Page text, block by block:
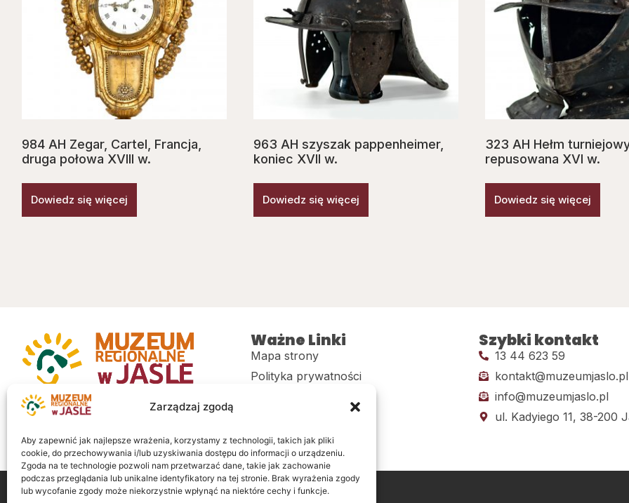
Zarządzaj zgodą
Aby zapewnić jak najlepsze wrażenia, korzystamy z technologii, takich jak pliki
cookie, do przechowywania i/lub uzyskiwania dostępu do informacji o urządzeniu.
Zgoda na te technologie pozwoli nam przetwarzać dane, takie jak zachowanie
podczas przeglądania lub unikalne identyfikatory na tej stronie. Brak wyrażenia zgody
lub wycofanie zgody może niekorzystnie wpłynąć na niektóre cechy i funkcje.
984 AH Zegar, Cartel, Francja,
druga połowa XVIII w.
Dowiedz się więcej
963 AH szyszak pappenheimer,
koniec XVII w.
Dowiedz się więcej
323 AH Hełm
repusowana XVI w.
Dowiedz się więcej
Muzeum regionalne w Jaśle im. dr.
Stanisława Kadyiego
Ważne Linki
Mapa strony
Polityka prywatności
Sklep
Szybki kontakt
13 44 623 59
kontakt@muzeumjaslo.pl
info@muzeumjaslo.pl
ul. Kadyiego 11, 38-200
Wszelkie prawa zastrzeżoneRealizacja: LiderOnline